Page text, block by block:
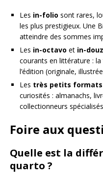
Les in-folio sont rares,
les plus prestigieux. Une
atteindre des sommes
Les in-octavo et in-
courants en littérature :
l’édition (originale,
Les très petits formats
curiosités : almanachs,
collectionneurs
Foire aux
Quelle est la
quarto ?